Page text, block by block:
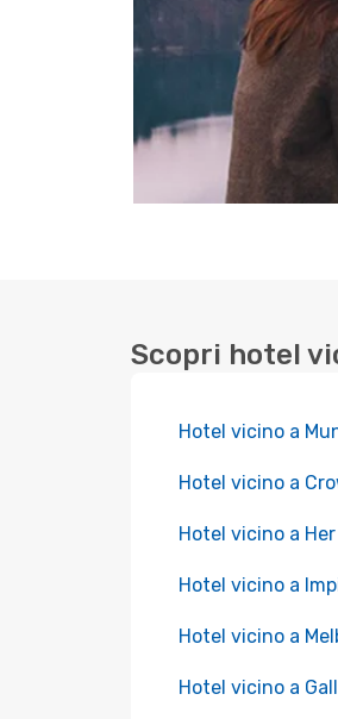
Scopri hotel
Hotel vicino a
Hotel vicino a
Hotel vicino a
Hotel vicino a
Hotel vicino a
Hotel vicino a